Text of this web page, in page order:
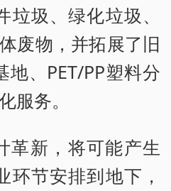
圾、绿化垃圾、
废物，并拓展了旧
、PET/PP塑料分
服务。
革新，将可能产生
环节安排到地下，